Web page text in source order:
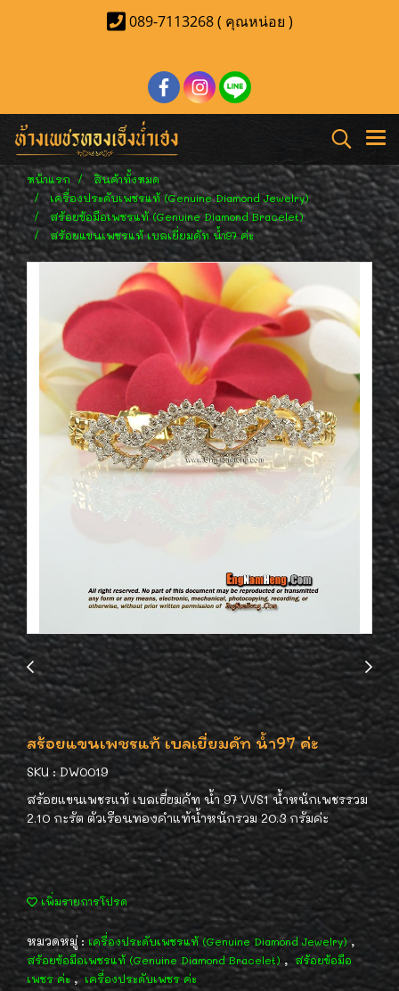
089-7113268 ( คุณหน่อย )
หน้าแรก
สินค้าทั้งหมด
เครื่องประดับเพชรแท้ (Genuine Diamond Jewelry)
สร้อยข้อมือเพชรแท้ (Genuine Diamond Bracelet)
สร้อยแขนเพชรแท้ เบลเยี่ยมคัท น้ำ97 ค่ะ
สร้อยแขนเพชรแท้ เบลเยี่ยมคัท น้ำ97 ค่ะ
SKU : DW0019
สร้อยแขนเพชรแท้ เบลเยี่ยมคัท น้ำ 97 VVS1 น้ำหนักเพชรรวม
2.10 กะรัต ตัวเรือนทองคำแท้น้ำหนักรวม 20.3 กรัมค่ะ
เพิ่มรายการโปรด
หมวดหมู่ : เครื่องประดับเพชรแท้ (Genuine Diamond Jewelry),
สร้อยข้อมือเพชรแท้ (Genuine Diamond Bracelet) , สร้อยข้อมือ
เพชร ค่ะ , เครื่องประดับเพชร ค่ะ